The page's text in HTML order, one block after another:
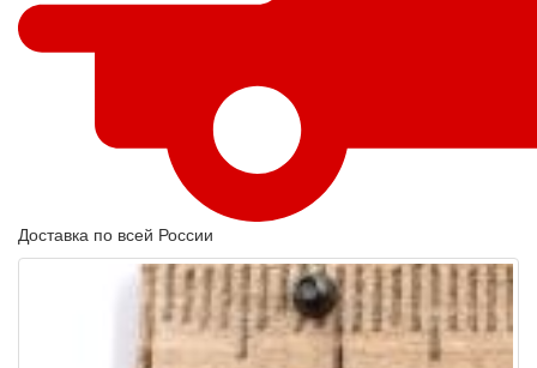
Доставка по всей России